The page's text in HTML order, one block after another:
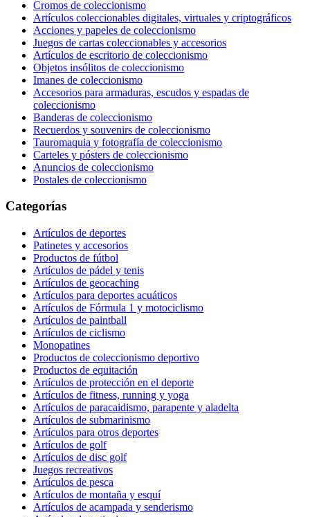
Cromos de coleccionismo
Artículos coleccionables digitales, virtuales y criptográficos
Acciones y papeles de coleccionismo
Juegos de cartas coleccionables y accesorios
Artículos de escritorio de coleccionismo
Objetos insólitos de coleccionismo
Imanes de coleccionismo
Accesorios para armaduras, escudos y espadas de
coleccionismo
Banderas de coleccionismo
Recuerdos y souvenirs de coleccionismo
Tauromaquia y fotografía de coleccionismo
Carteles y pósters de coleccionismo
Anuncios de coleccionismo
Postales de coleccionismo
Categorías
Artículos de deportes
Patinetes y accesorios
Productos de fútbol
Artículos de pádel y tenis
Artículos de geocaching
Artículos para deportes acuáticos
Artículos de Fórmula 1 y motociclismo
Artículos de paintball
Artículos de ciclismo
Monopatines
Productos de coleccionismo deportivo
Productos de equitación
Artículos de protección en el deporte
Artículos de fitness, running y yoga
Artículos de paracaidismo, parapente y aladelta
Artículos de submarinismo
Artículos para otros deportes
Artículos de golf
Artículos de disc golf
Juegos recreativos
Artículos de pesca
Artículos de montaña y esquí
Artículos de acampada y senderismo